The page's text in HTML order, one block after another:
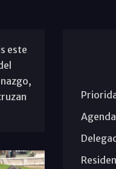
este
Agenda